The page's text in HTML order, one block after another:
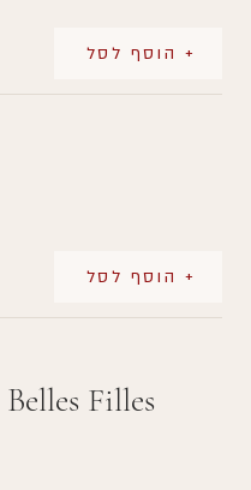
+ הוסף לסל
+ הוסף לסל
Filles